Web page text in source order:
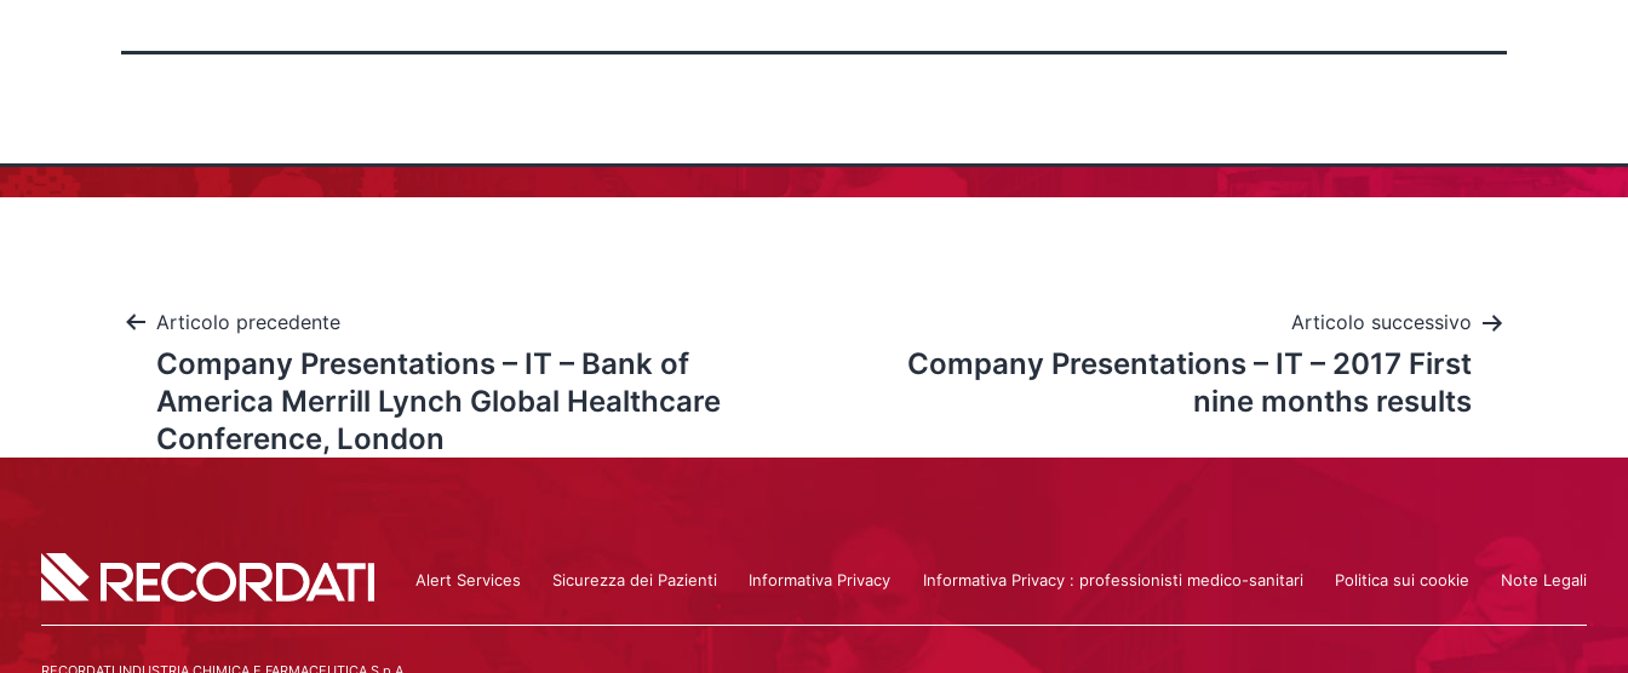
Articolo precedente
Company Presentations – IT – Bank of
America Merrill Lynch Global Healthcare
Conference, London
Articolo successivo
Company Presentations – IT – 2017 First
nine months results
Alert Services Sicurezza dei Pazienti Informativa Privacy Informativa Privacy : professionisti medico-sanitari Politica sui cookie Note Legali